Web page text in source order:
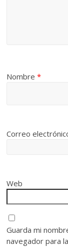
Nombre*
Correo
Web
Guarda mi
navegador para